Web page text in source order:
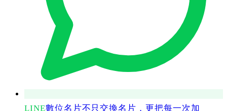
LINE數位名片不只交換名片，更把每一次加